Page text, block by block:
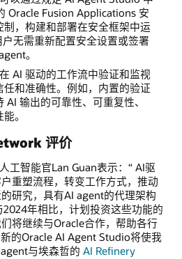
Oracle Fusion Applications 安
，构建和部署在安全框架中运
无需重新配置安全设置或签署
。
AI 驱动的工作流中验证和监视
和准确性。例如，内置的验证
输出的可靠性、可重复性、
。
评价
工智能官Lan Guan表示：“ AI驱
重塑流程，转变工作方式，推动
研究，具有AI agent的代理架构
年相比，计划投资这些功能的
将继续与Oracle合作，帮助各行
的Oracle AI Agent Studio将使我
与埃森哲的 AI Refinery